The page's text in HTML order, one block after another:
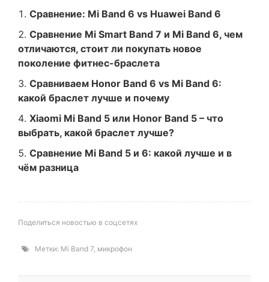
Сравнение: Mi Band 6 vs Huawei Band 6
Сравнение Mi Smart Band 7 и Mi Band 6, чем
отличаются, стоит ли покупать новое
поколение фитнес-браслета
Сравниваем Honor Band 6 vs Mi Band 6:
какой браслет лучше и почему
Xiaomi Mi Band 5 или Honor Band 5 – что
выбрать, какой браслет лучше?
Сравнение Mi Band 5 и 6: какой лучше и в
чём разница
Поделиться новостью в соцсетях
Метки: Mi Band 7, микрофон